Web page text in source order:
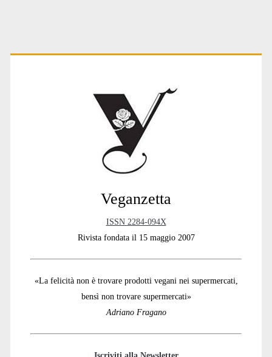
Primary
Veganzetta
ISSN 2284-094X
Rivista fondata il 15 maggio 2007
«La felicità non è trovare prodotti vegani nei supermercati,
bensì non trovare supermercati»
Adriano Fragano